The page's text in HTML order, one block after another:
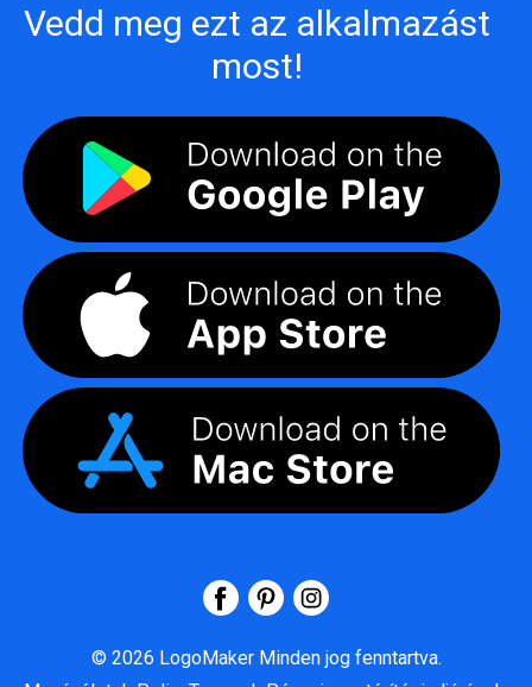
Vedd meg ezt az alkalmazást
most!
© 2026 LogoMaker Minden jog fenntartva.